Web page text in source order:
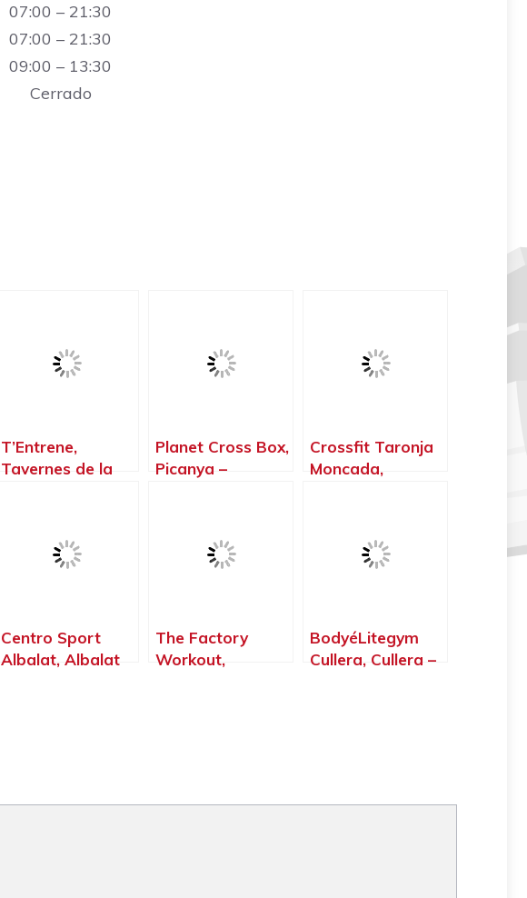
07:00 – 21:30
07:00 – 21:30
09:00 – 13:30
Cerrado
T’Entrene,
Tavernes de la
Planet Cross Box,
Picanya –
Crossfit Taronja
Moncada,
Centro Sport
Albalat, Albalat
The Factory
Workout,
BodyéLitegym
Cullera, Cullera –